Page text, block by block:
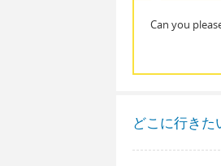
Can you
どこに行きた